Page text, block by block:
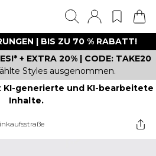
| BIS ZU 70 % RABATT!
+ EXTRA 20% | CODE: TAKE20
Styles ausgenommen.
generierte und KI-bearbeitete
Inhalte.